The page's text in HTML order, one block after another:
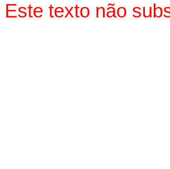
Este texto não